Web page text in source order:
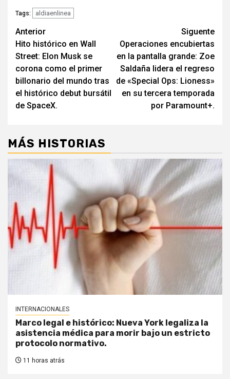
Tags: aldiaenlinea
Navegación
de
entradas
Anterior
Hito histórico en Wall
Street: Elon Musk se
corona como el primer
billonario del mundo tras
el histórico debut bursátil
de SpaceX.
Siguente
Operaciones encubiertas
en la pantalla grande: Zoe
Saldaña lidera el regreso
de «Special Ops: Lioness»
en su tercera temporada
por Paramount+.
MÁS HISTORIAS
INTERNACIONALES
Marco legal e histórico: Nueva York legaliza la
asistencia médica para morir bajo un estricto
protocolo normativo.
11 horas atrás